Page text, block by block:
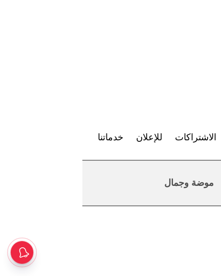
الاشتراكات للإعلان خدماتنا
موضة وجمال